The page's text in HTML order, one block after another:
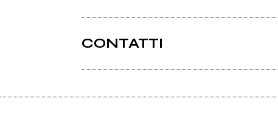
CONTATTI